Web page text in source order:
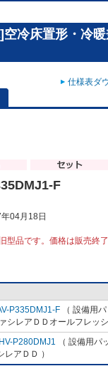
冷床置形・冷
仕様表ダ
F
04月18日
型品です。価格は販売終
P335DMJ1-F （ 設備用
シレアＤＤオールフレッ
P280DMJ1 （ 設備用パ
レアＤＤ ）